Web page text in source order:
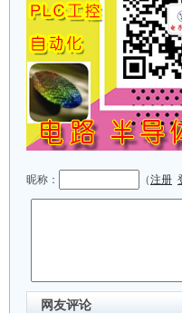
昵称： （注册
网友评论